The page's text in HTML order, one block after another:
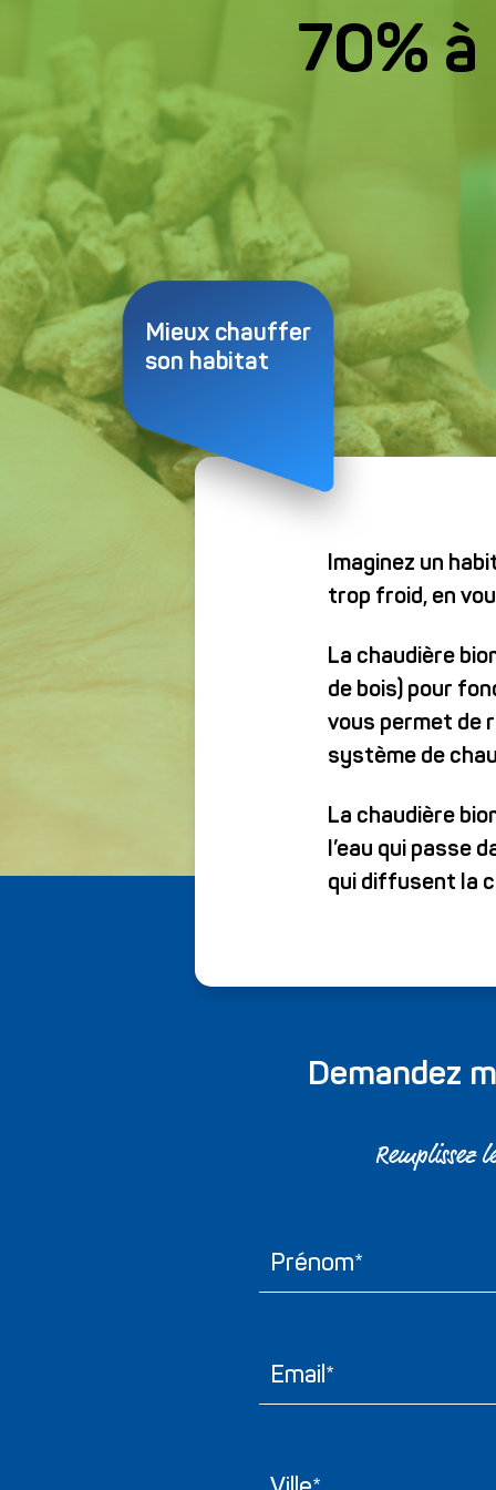
70%
Mieux chauffer
son habitat
Imaginez un
trop froid, en
La chaudière
de bois) pour
vous permet de
système de
La chaudière
l’eau qui passe
qui diffusent la
Demandez
Remplissez
Prénom*
Email*
Ville*